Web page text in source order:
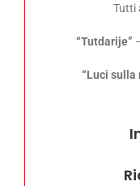
Tutti
“Tutdarije”
“Luci sulla